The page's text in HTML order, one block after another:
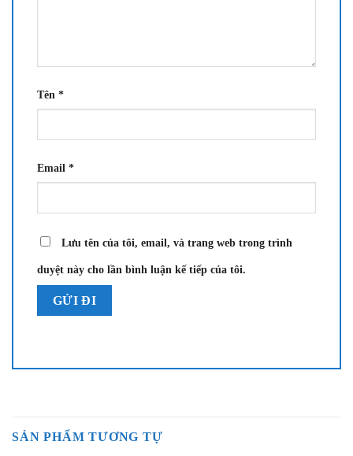
Tên *
Email *
Lưu tên của tôi, email, và trang web trong trình
duyệt này cho lần bình luận kế tiếp của tôi.
SẢN PHẨM TƯƠNG TỰ